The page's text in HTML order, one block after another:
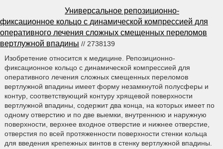
Универсальное репозиционно-
фиксационное кольцо с динамической компрессией для
оперативного лечения сложных смещенных переломов
вертлужной впадины // 2738139
Изобретение относится к медицине. Репозиционно-
фиксационное кольцо с динамической компрессией для
оперативного лечения сложных смещенных переломов
вертлужной впадины имеет форму незамкнутой полусферы и
контур, соответствующий контуру хрящевой поверхности
вертлужной впадины, содержит два конца, на которых имеет по
одному отверстию и по две выемки, внутреннюю и наружную
поверхности, верхнее входное отверстие и нижнее отверстие,
отверстия по всей протяженности поверхности стенки кольца
для введения крепежных винтов в стенку вертлужной впадины.